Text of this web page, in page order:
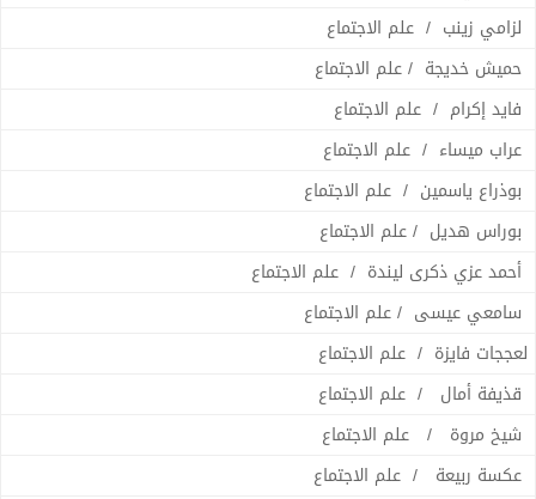
لزامي زينب / علم الاجتماع
حميش خديجة / علم الاجتماع
فايد إكرام / علم الاجتماع
عراب ميساء / علم الاجتماع
بوذراع ياسمين / علم الاجتماع
بوراس هديل / علم الاجتماع
أحمد عزي ذكرى ليندة / علم الاجتماع
سامعي عيسى / علم الاجتماع
لعججات فايزة / علم الاجتماع
قذيفة أمال / علم الاجتماع
شيخ مروة / علم الاجتماع
عكسة ربيعة / علم الاجتماع